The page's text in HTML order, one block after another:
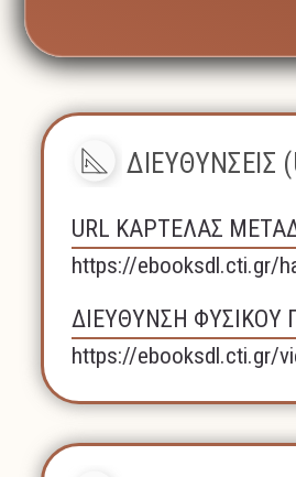
ΔΙΕΥΘΥΝΣΕΙΣ
URL ΚΑΡΤΕΛΑΣ
https://ebooksdl.cti.gr/
ΔΙΕΥΘΥΝΣΗ ΦΥΣΙΚΟΥ
https://ebooksdl.cti.gr/